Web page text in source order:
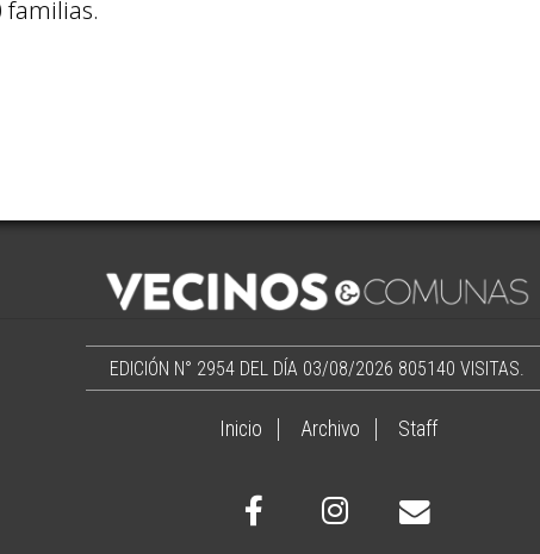
familias.
EDICIÓN N° 2954 DEL DÍA 03/08/2026 805140 VISITAS.
Inicio Archivo Staff